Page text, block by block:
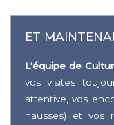
ET
L'équipe de
vos visites
attentive, vos
hausses) et vos